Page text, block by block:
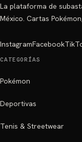
La plataforma de
México. Cartas
InstagramFacebook
CATEGORÍAS
Pokémon
Deportivas
Tenis & Streetwear